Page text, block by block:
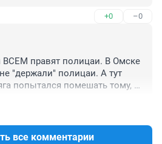
+0 –0
ВСЕМ правят полицаи. В Омске
"держали" полицаи. А тут
попытался помешать тому,
все комментарии